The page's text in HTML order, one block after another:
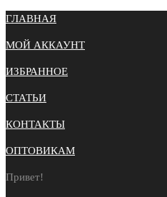
ГЛАВНАЯ
МОЙ АККАУНТ
ИЗБРАННОЕ
СТАТЬИ
КОНТАКТЫ
ОПТОВИКАМ
Привет!